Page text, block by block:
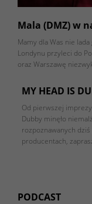
Mala (DMZ) w
Mamy dla Was nie
Londynu przyleci do
oraz Warszawę
MY HEAD IS
Od pierwszej
Dubby minęło
rozpoznawanych
producentach,
PODCAST